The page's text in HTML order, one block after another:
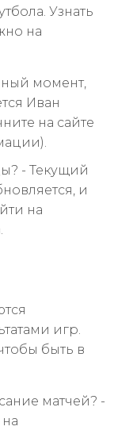
Узнать
на
момент,
Иван
на сайте
- Текущий
и
на
игр.
быть в
матчей? -